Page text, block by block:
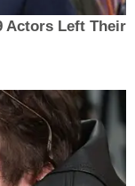
Actors Left Their